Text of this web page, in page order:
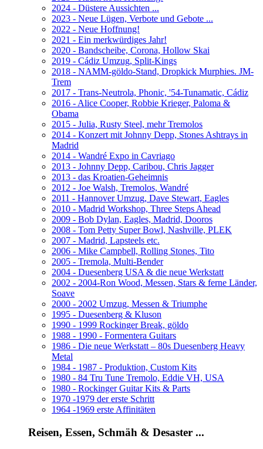
2024 - Düstere Aussichten ...
2023 - Neue Lügen, Verbote und Gebote ...
2022 - Neue Hoffnung!
2021 - Ein merkwürdiges Jahr!
2020 - Bandscheibe, Corona, Hollow Skai
2019 - Cádiz Umzug, Split-Kings
2018 - NAMM-göldo-Stand, Dropkick Murphies. JM-
Trem
2017 - Trans-Neutrola, Phonic, '54-Tunamatic, Cádiz
2016 - Alice Cooper, Robbie Krieger, Paloma &
Obama
2015 - Julia, Rusty Steel, mehr Tremolos
2014 - Konzert mit Johnny Depp, Stones Ashtrays in
Madrid
2014 - Wandré Expo in Cavriago
2013 - Johnny Depp, Caribou, Chris Jagger
2013 - das Kroatien-Geheimnis
2012 - Joe Walsh, Tremolos, Wandré
2011 - Hannover Umzug, Dave Stewart, Eagles
2010 - Madrid Workshop, Three Steps Ahead
2009 - Bob Dylan, Eagles, Madrid, Dooros
2008 - Tom Petty Super Bowl, Nashville, PLEK
2007 - Madrid, Lapsteels etc.
2006 - Mike Campbell, Rolling Stones, Tito
2005 - Tremola, Multi-Bender
2004 - Duesenberg USA & die neue Werkstatt
2002 - 2004-Ron Wood, Messen, Stars & ferne Länder,
Soave
2000 - 2002 Umzug, Messen & Triumphe
1995 - Duesenberg & Kluson
1990 - 1999 Rockinger Break, göldo
1988 - 1990 - Formentera Guitars
1986 - Die neue Werkstatt – 80s Duesenberg Heavy
Metal
1984 - 1987 - Produktion, Custom Kits
1980 - 84 Tru Tune Tremolo, Eddie VH, USA
1980 - Rockinger Guitar Kits & Parts
1970 -1979 der erste Schritt
1964 -1969 erste Affinitäten
Reisen, Essen, Schmäh & Desaster ...